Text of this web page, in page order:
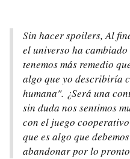
Sin hacer spoilers, Al
el universo ha
tenemos más remedio
algo que yo describiría
humana". ¿Será una
sin duda nos sentimos
con el juego
que es algo que
abandonar por lo